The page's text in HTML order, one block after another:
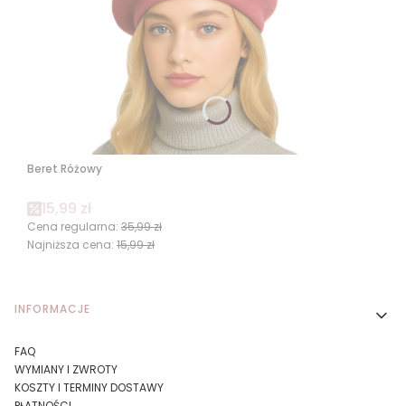
Beret Różowy
Cena promocyjna
15,99 zł
Cena regularna: 35,99 zł
Najniższa cena: 15,99 zł
Linki w stopce
INFORMACJE
FAQ
WYMIANY I ZWROTY
KOSZTY I TERMINY DOSTAWY